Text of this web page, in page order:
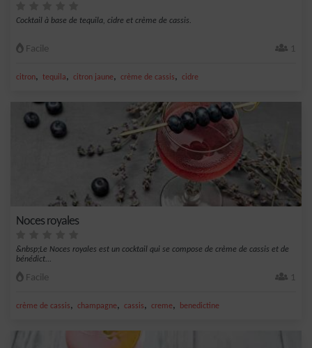
Cocktail à base de tequila, cidre et crème de cassis.
Facile 1
citron, tequila, citron jaune, crème de cassis, cidre
Noces royales
&nbsp;Le Noces royales est un cocktail qui se compose de crème de cassis et de
bénédict...
Facile 1
crème de cassis, champagne, cassis, creme, benedictine